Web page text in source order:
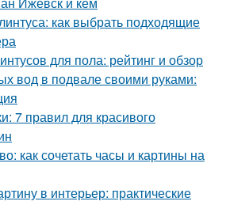
как выбрать подходящие
для пола: рейтинг и обзор
вод в подвале своими руками:
7 правил для красивого
как сочетать часы и картины на
в интерьер: практические